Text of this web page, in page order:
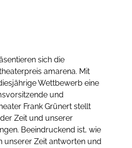
sich die
amarena. Mit
Wettbewerb eine
und
Frank Grünert stellt
Zeit und unserer
Beeindruckend ist, wie
unserer Zeit antworten und